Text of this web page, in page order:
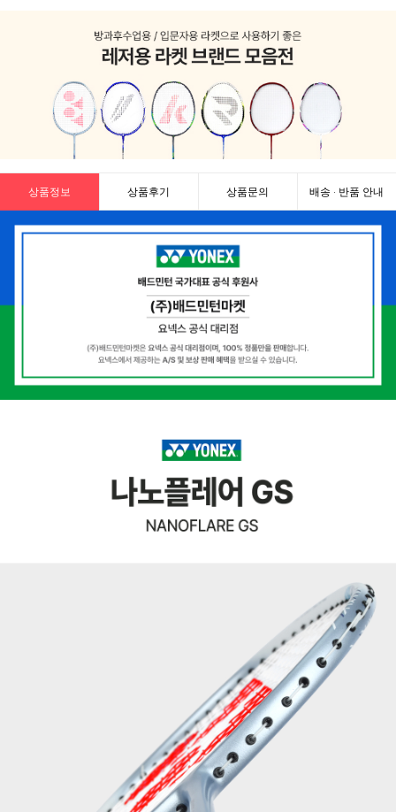
상품정보 상품후기 상품문의 배송 · 반품 안내